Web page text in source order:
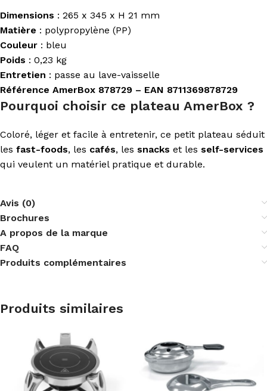
Dimensions : 265 x 345 x H 21 mm
Matière : polypropylène (PP)
Couleur : bleu
Poids : 0,23 kg
Entretien : passe au lave-vaisselle
Référence AmerBox 878729 – EAN 8711369878729
Pourquoi choisir ce plateau AmerBox ?
Coloré, léger et facile à entretenir, ce petit plateau séduit
les fast-foods, les cafés, les snacks et les self-services
qui veulent un matériel pratique et durable.
Avis (0)
Brochures
A propos de la marque
FAQ
Produits complémentaires
Produits similaires